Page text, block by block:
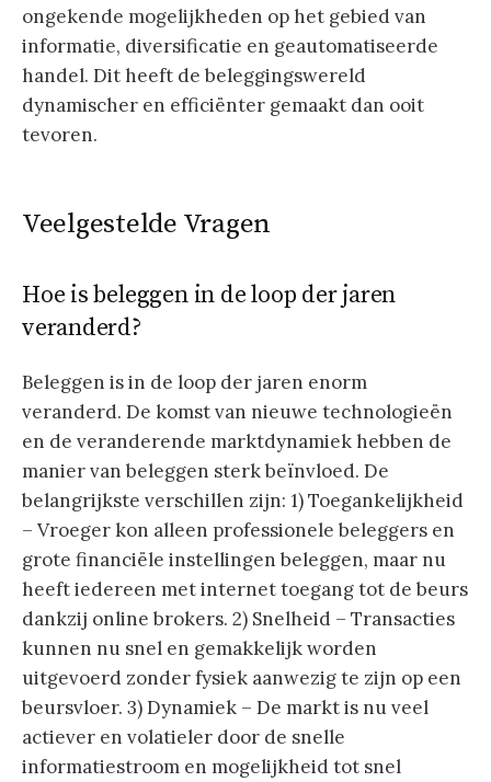
ongekende mogelijkheden op het gebied van
informatie, diversificatie en geautomatiseerde
handel. Dit heeft de beleggingswereld
dynamischer en efficiënter gemaakt dan ooit
tevoren.
Veelgestelde Vragen
Hoe is beleggen in de loop der jaren
veranderd?
Beleggen is in de loop der jaren enorm
veranderd. De komst van nieuwe technologieën
en de veranderende marktdynamiek hebben de
manier van beleggen sterk beïnvloed. De
belangrijkste verschillen zijn: 1) Toegankelijkheid
– Vroeger kon alleen professionele beleggers en
grote financiële instellingen beleggen, maar nu
heeft iedereen met internet toegang tot de beurs
dankzij online brokers. 2) Snelheid – Transacties
kunnen nu snel en gemakkelijk worden
uitgevoerd zonder fysiek aanwezig te zijn op een
beursvloer. 3) Dynamiek – De markt is nu veel
actiever en volatieler door de snelle
informatiestroom en mogelijkheid tot snel